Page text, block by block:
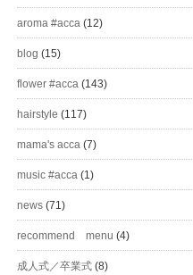
aroma #acca (12)
blog (15)
flower #acca (143)
hairstyle (117)
mama's acca (7)
music #acca (1)
news (71)
recommend menu (4)
成人式／卒業式 (8)